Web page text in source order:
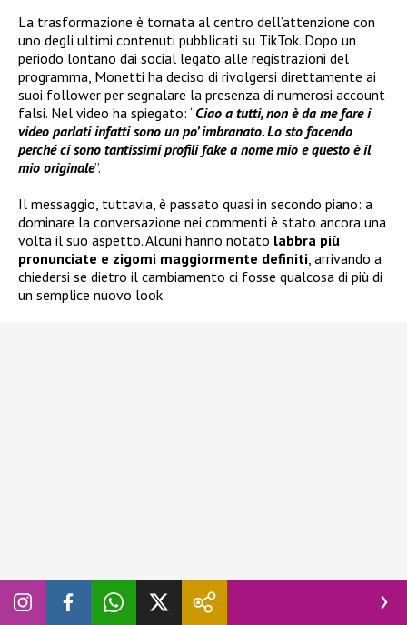
La trasformazione è tornata al centro dell’attenzione con
uno degli ultimi contenuti pubblicati su TikTok. Dopo un
periodo lontano dai social legato alle registrazioni del
programma, Monetti ha deciso di rivolgersi direttamente ai
suoi follower per segnalare la presenza di numerosi account
falsi. Nel video ha spiegato: “Ciao a tutti, non è da me fare i
video parlati infatti sono un po’ imbranato. Lo sto facendo
perché ci sono tantissimi profili fake a nome mio e questo è il
mio originale”.
Il messaggio, tuttavia, è passato quasi in secondo piano: a
dominare la conversazione nei commenti è stato ancora una
volta il suo aspetto. Alcuni hanno notato labbra più
pronunciate e zigomi maggiormente definiti, arrivando a
chiedersi se dietro il cambiamento ci fosse qualcosa di più di
un semplice nuovo look.